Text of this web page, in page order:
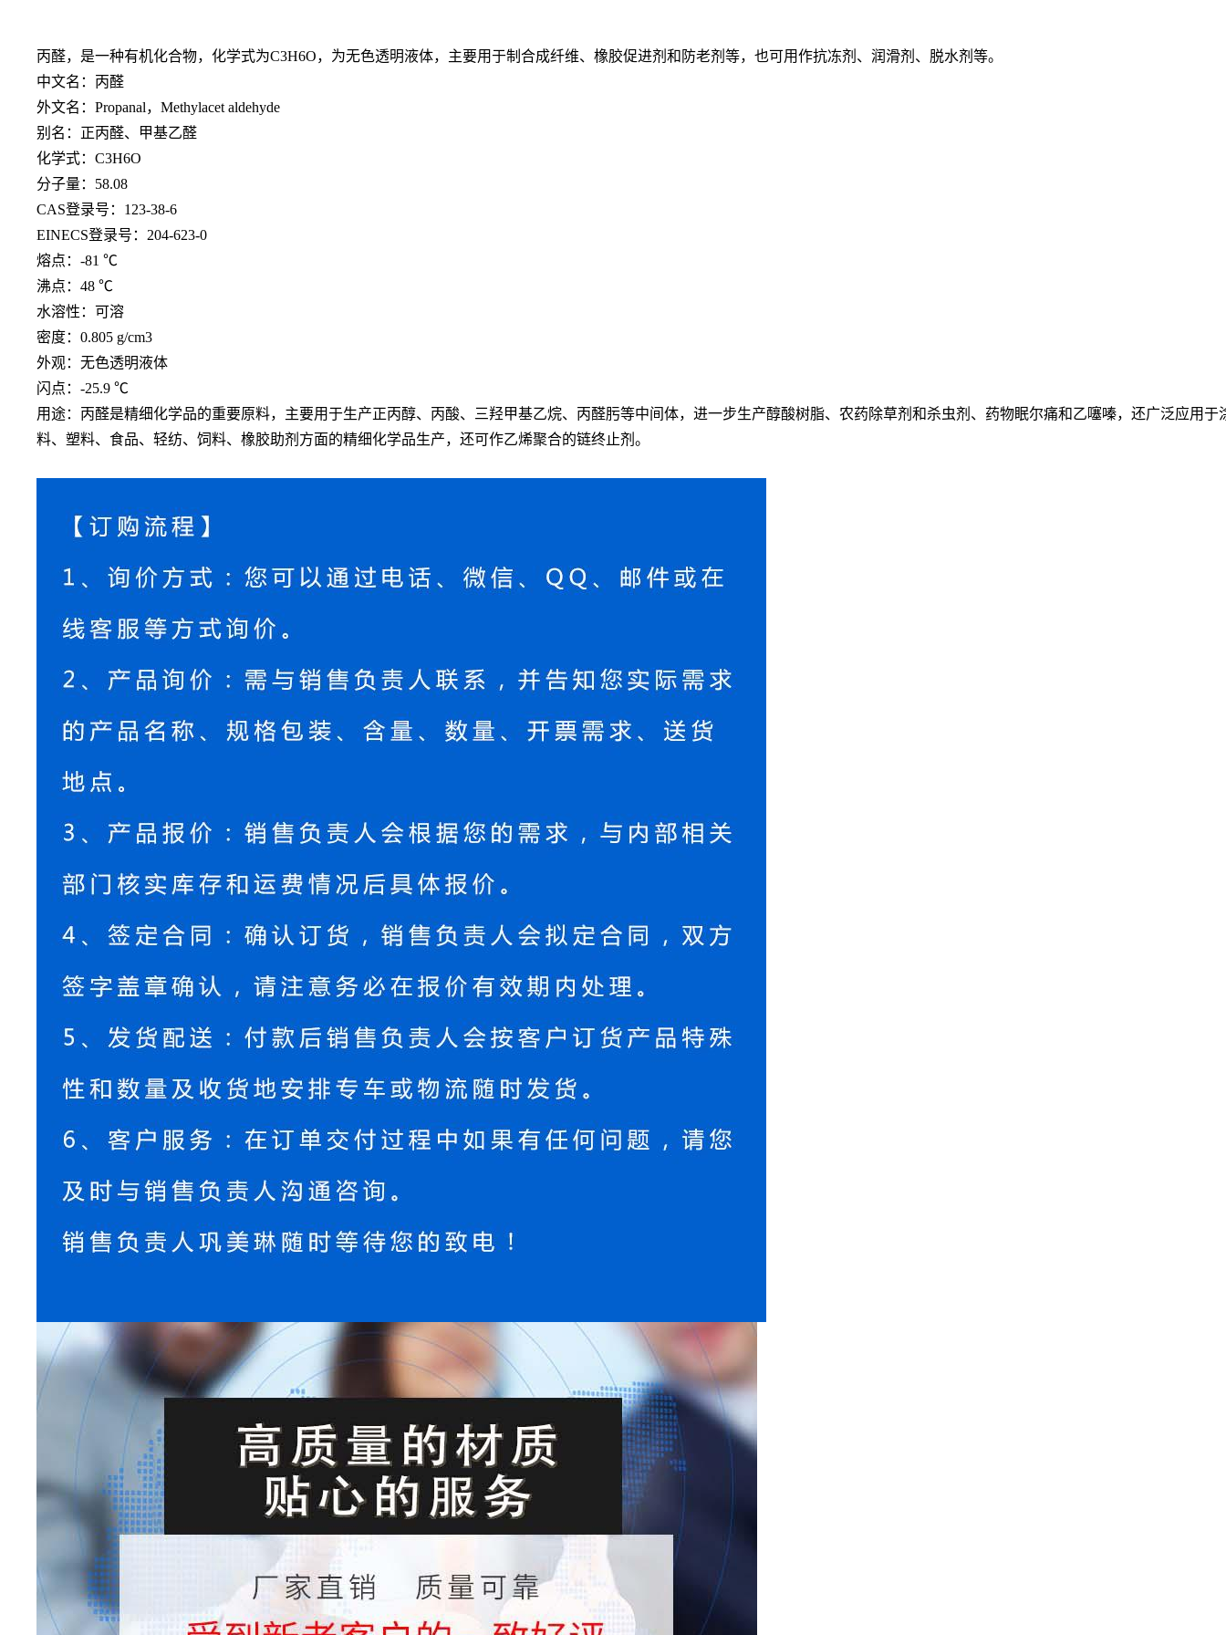
丙醛，是一种有机化合物，化学式为C3H6O，为无色透明液体，主要用于制合成纤维、橡胶促进剂和防老剂等，也可用作抗冻剂、润滑剂、脱水剂等。
中文名：丙醛
外文名： Propanal，Methylacet aldehyde
别名：正丙醛、甲基乙醛
化学式： C3H6O
分子量： 58.08
CAS登录号：123-38-6
EINECS登录号：204-623-0
熔点： -81 ℃
沸点： 48 ℃
水溶性：可溶
密度： 0.805 g/cm3
外观：无色透明液体
闪点： -25.9 ℃
用途：丙醛是精细化学品的重要原料，主要用于生产正丙醇、丙酸、三羟甲基乙烷、丙醛肟等中间体，进一步生产醇酸树脂、农药除草剂和杀虫剂、药物眠尔痛和乙噻嗪，还广泛应用于
料、塑料、食品、轻纺、饲料、橡胶助剂方面的精细化学品生产，还可作乙烯聚合的链终止剂。